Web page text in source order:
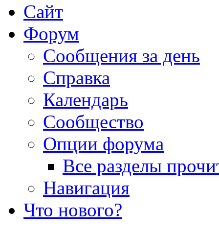
Сайт
Форум
Сообщения за день
Справка
Календарь
Сообщество
Опции форума
Все разделы
Навигация
Что нового?